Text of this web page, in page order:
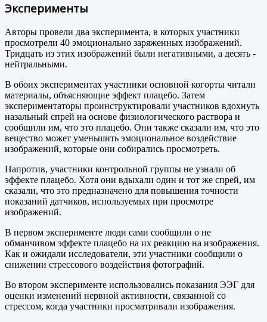
Эксперименты
Авторы провели два эксперимента, в которых участники
просмотрели 40 эмоционально заряженных изображений.
Тридцать из этих изображений были негативными, а десять -
нейтральными.
В обоих экспериментах участники основной когорты читали
материалы, объясняющие эффект плацебо. Затем
экспериментаторы проинструктировали участников вдохнуть
назальный спрей на основе физиологического раствора и
сообщили им, что это плацебо. Они также сказали им, что это
вещество может уменьшить эмоциональное воздействие
изображений, которые они собирались просмотреть.
Напротив, участники контрольной группы не узнали об
эффекте плацебо. Хотя они вдыхали один и тот же спрей, им
сказали, что это предназначено для повышения точности
показаний датчиков, используемых при просмотре
изображений.
В первом эксперименте люди сами сообщили о не
обманчивом эффекте плацебо на их реакцию на изображения.
Как и ожидали исследователи, эти участники сообщили о
снижении стрессового воздействия фотографий.
Во втором эксперименте использовались показания ЭЭГ для
оценки изменений нервной активности, связанной со
стрессом, когда участники просматривали изображения.